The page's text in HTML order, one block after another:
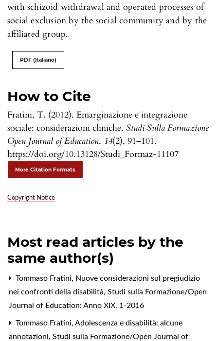
How to Cite
Fratini, T. (2012). Emarginazione e integrazione
sociale: considerazioni cliniche. Studi Sulla Formazione
Open Journal of Education, 14(2), 91–101.
https://doi.org/10.13128/Studi_Formaz-11107
More Citation Formats
Copyright Notice
with schizoid withdrawal and operated processes of
social exclusion by the social community and by the
affiliated group.
PDF (Italiano)
Most read articles by the
same author(s)
Tommaso Fratini, Nuove considerazioni sul pregiudizio
nei confronti della disabilità, Studi sulla Formazione/Open
Journal of Education: Anno XIX, 1-2016
Tommaso Fratini, Adolescenza e disabilità: alcune
annotazioni, Studi sulla Formazione/Open Journal of